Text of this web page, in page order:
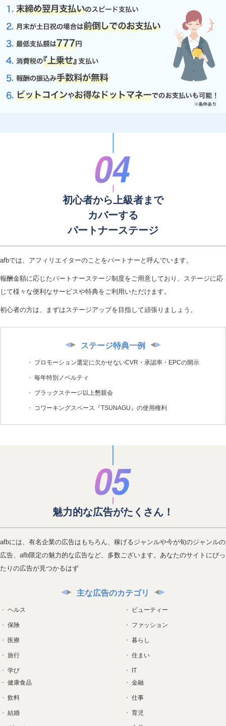
初心者から上級者まで
カバーする
パートナーステージ
afbでは、アフィリエイターのことをパートナーと呼んでいます。
報酬金額に応じたパートナーステージ制度をご用意しており、ステージに応
じて様々な便利なサービスや特典をご利用いただけます。
初心者の方は、まずはステージアップを目指して頑張りましょう。
ステージ特典一例
プロモーション選定に欠かせないCVR・承認率・EPCの開示
毎年特別ノベルティ
ブラックステージ以上懇親会
コワーキングスペース『TSUNAGU』の使用権利
魅力的な広告がたくさん！
afbには、有名企業の広告はもちろん、稼げるジャンルや今が旬のジャンルの
広告、afb限定の魅力的な広告など、多数ございます。あなたのサイトにぴっ
たりの広告が見つかるはず
主な広告のカテゴリ
ヘルス
保険
医療
旅行
学び
ビューティー
ファッション
暮らし
住まい
IT
健康食品
飲料
結婚
金融
仕事
育児